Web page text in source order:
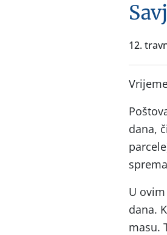
12.
dana,
U
dana.
masu.